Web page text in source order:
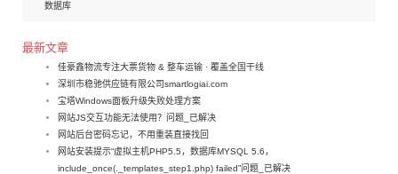
数据库
最新文章
佳豪鑫物流专注大票货物 & 整车运输 · 覆盖全国干线
深圳市稳驰供应链有限公司smartlogiai.com
宝塔Windows面板升级失败处理方案
网站JS交互功能无法使用？问题_已解决
网站后台密码忘记，不用重装直接找回
网站安装提示“虚拟主机PHP5.5，数据库MYSQL 5.6，
include_once(._templates_step1.php) failed”问题_已解决